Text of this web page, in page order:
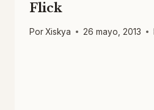
Flick
PorXiskya 26 mayo, 2013